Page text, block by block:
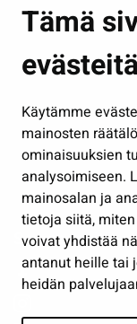
Tämä
evästeitä
Käytämme
mainosten
ominaisuuksien
analysoimiseen.
mainosalan ja
tietoja siitä,
voivat yhdistää
antanut heille tai
heidän
Kasvatus ja opetus
Kulttuuri ja liikunta
Työ ja yrittäminen
Osallistu ja asioi
Näytä omat
Seuraa meitä